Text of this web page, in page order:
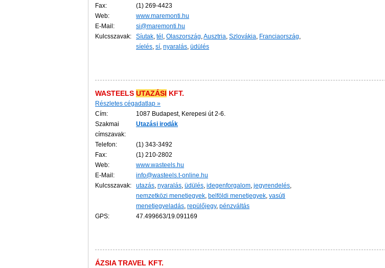
Fax:
(1) 269-4423
Web:
www.maremonti.hu
E-Mail:
si@maremonti.hu
Kulcsszavak:
Síutak, tél , Olaszország,Ausztria, Szlovákia, Franciaország,
síelés, sí, nyaralás, üdülés
WASTEELS UTAZÁSI KFT.
Részletes cégadatlap »
Cím:
1087 Budapest, Kerepesi út 2-6.
Szakmai
címszavak:
Utazási irodák
Telefon:
(1) 343-3492
Fax:
(1) 210-2802
Web:
www.wasteels.hu
E-Mail:
info@wasteels.t-online.hu
Kulcsszavak:
utazás, nyaralás, üdülés, idegenforgalom, jegyrendelés,
nemzetközi menetjegyek, belföldi menetjegyek, vasúti
menetjegyeladás, repülőjegy, pénzváltás
GPS:
47.499663/19.091169
ÁZSIA TRAVEL KFT.